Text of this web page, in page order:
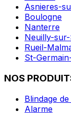
Asnieres-
Boulogne
Nanterre
Neuilly-
Rueil-
St-
NOS
Blindage
Alarme